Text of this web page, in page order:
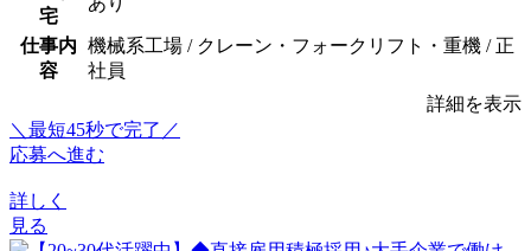
宅
仕事内
容
機械系工場 / クレーン・フォークリフト・重機 / 正
社員
詳細を表示
＼最短45秒で完了／
応募へ進む
詳しく
見る